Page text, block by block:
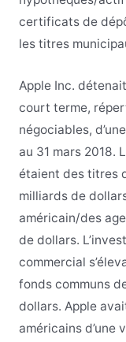
certificats de
les titres
Apple Inc.
court terme,
négociables,
au 31 mars 2018.
étaient des titres
milliards de
américain/des
de dollars.
commercial
fonds communs
dollars. Apple
américains d’une